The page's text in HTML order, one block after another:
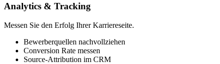
Analytics & Tracking
Messen Sie den Erfolg Ihrer Karriereseite.
Bewerberquellen nachvollziehen
Conversion Rate messen
Source-Attribution im CRM